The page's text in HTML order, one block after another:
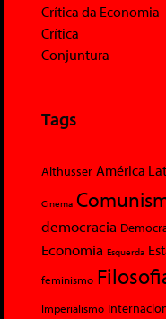
Crítica da Economia
Crítica
Conjuntura
Tags
Althusser América
Cinema
democracia
Economia Esquerda
feminismo
Imperialismo